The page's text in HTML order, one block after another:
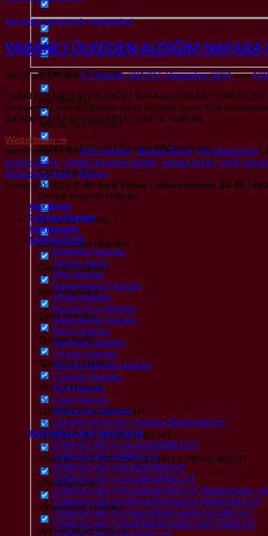
Filter by Categories
Aile Hukuku
Alacak/İcra Hukuku
ALMAN HUKUKU (Sadece Bilgilendirme)
Ceza Hukuku
Dövizli Askerlik Hukuku
Emeklilik Hukuku
Gayrımenkul Hukuku
Gümrük Hukuku
Miras Hukuku
Şahıs Hukuku
Tanıma Tenfiz
Tazminat Hukuku
Ticaret Hukuku
TÜRKISCHES ERBRECHT
TÜRKISCHES FAMILIENRECHT
TÜRKISCHES INTERNATIONALES PRIVATRECHT
Uncategorized
Vatandaşlık Hukuku
WEHRDIENSTRECHT
Aile Hukuku Tanıma Tenfiz Uncategorized
YABANCI ÜLKEDEN ALDIĞIM NAFAKA
Veröffentlicht am2. Oktober 201727. Dezember 2021von
YABANCI ÜLKEDEN ALDIĞIM NAFAKA KARARI
Türkiye’deki malvarlığından tahsil edilmek üzere Türk
RANDEVUYLA ÖNÖDEMELİ ÜCRETE TABİDİR.
Weiterlesen →
Veröffentlicht amAile Hukuku,Tanıma Tenfiz,Uncategorized
nafaka borcu, nafaka karainin tenfizi, nafaka karari, serif yilmaz
türkisches recht,Türkiye
Copyright 2026 © AV Serif Yilmaz | Johannistrasse 84-85 |
Ana Sayfa
Çalışma Alanları
Hakkımızda
MAKALELER
Emeklilik Hukuku
Tanıma Tenfiz
Aile Hukuku
Gayrımenkul Hukuku
Miras Hukuku
Alacak/İcra Hukuku
Vatandaşlık Hukuku
Şahıs Hukuku
Tazminat Hukuku
Ticaret Hukuku
Dövizli Askerlik Hukuku
Gümrük Hukuku
Kira Hukuku
Ceza Hukuku
Yabancılar Hukuku
ALMAN HUKUKU (Sadece Bilgilendirme)
BEITRÄGE AUF DEUTSCH
TÜRKISCHES AUSLÄNDERRECHT
TÜRKISCHES ERBRECHT
TÜRKISCHES FAMILIENRECHT
TÜRKISCHES GLÄUBIGERRECHT
TÜRKISCHES IMMOBILIENRECHT (Eigenstums-
TÜRKISCHES INTERNATIONALES PRIVATRECHT
TÜRKISCHES SOZIALVERSICHERUNGSRECHT
TÜRKISCHES STAATSBÜRGERSCHAFTSRECHT